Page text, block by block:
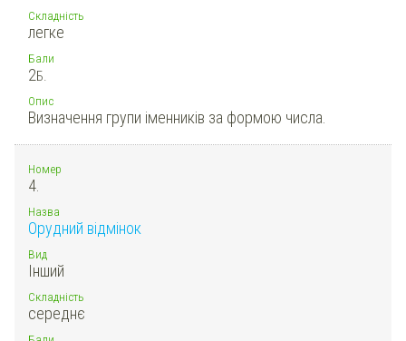
Складність
легке
Бали
2Б.
Опис
Визначення групи іменників за формою числа.
Номер
4.
Назва
Орудний відмінок
Вид
Інший
Складність
середнє